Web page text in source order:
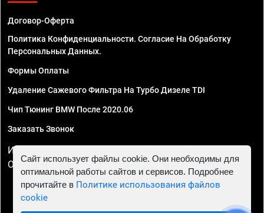
Договор-Оферта
Политика Конфиденциальности. Согласие На Обработку
Персональных Данных.
Формы Оплаты
Удаление Сажевого Фильтра На Турбо Дизеле TDI
Чип Тюнинг BMW После 2020.06
Заказать Звонок
ИП Смирнов Георгий Павлович. ИНН 781302555843,
ОГРНИП 324470400032610
Сайт использует файлы cookie. Они необходимы для
оптимальной работы сайтов и сервисов. Подробнее
прочитайте в Политике использования файлов
cookie